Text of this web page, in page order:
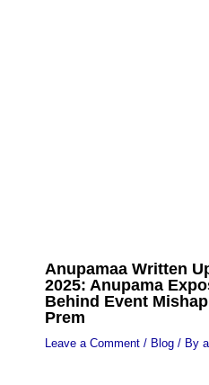
Anupamaa Written
2025: Anupama
Behind Event
Prem
Leave a Comment / Blog/ By